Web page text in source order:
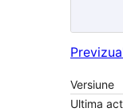
Versiune
Ultima